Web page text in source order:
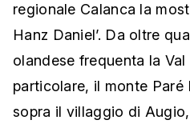
regionale Calanca la
Hanz Daniel’. Da oltre
olandese frequenta la Val
particolare, il monte
sopra il villaggio di